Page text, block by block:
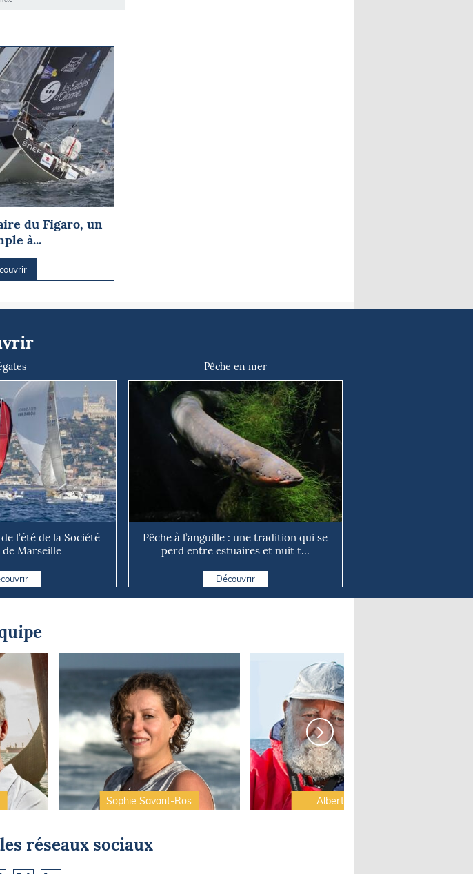
du Figaro, un
à...
l’été de la Société
Marseille
Pêche en mer
Pêche à l’anguille : une tradition qui se
perd entre estuaires et nuit t...
Découvrir
Sophie Savant-Ros Albert Brel
réseaux sociaux